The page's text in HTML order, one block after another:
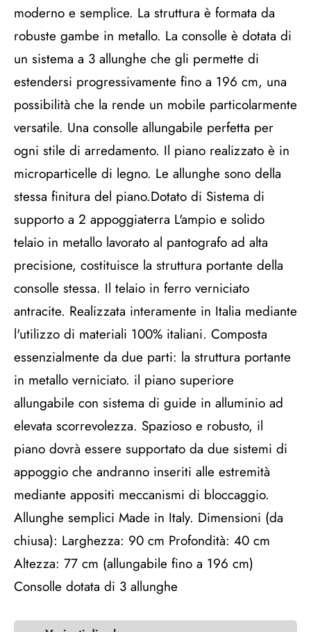
moderno e semplice. La struttura è formata da
robuste gambe in metallo. La consolle è dotata di
un sistema a 3 allunghe che gli permette di
estendersi progressivamente fino a 196 cm, una
possibilità che la rende un mobile particolarmente
versatile. Una consolle allungabile perfetta per
ogni stile di arredamento. Il piano realizzato è in
microparticelle di legno. Le allunghe sono della
stessa finitura del piano.Dotato di Sistema di
supporto a 2 appoggiaterra L'ampio e solido
telaio in metallo lavorato al pantografo ad alta
precisione, costituisce la struttura portante della
consolle stessa. Il telaio in ferro verniciato
antracite. Realizzata interamente in Italia mediante
l'utilizzo di materiali 100% italiani. Composta
essenzialmente da due parti: la struttura portante
in metallo verniciato. il piano superiore
allungabile con sistema di guide in alluminio ad
elevata scorrevolezza. Spazioso e robusto, il
piano dovrà essere supportato da due sistemi di
appoggio che andranno inseriti alle estremità
mediante appositi meccanismi di bloccaggio.
Allunghe semplici Made in Italy. Dimensioni (da
chiusa): Larghezza: 90 cm Profondità: 40 cm
Altezza: 77 cm (allungabile fino a 196 cm)
Consolle dotata di 3 allunghe